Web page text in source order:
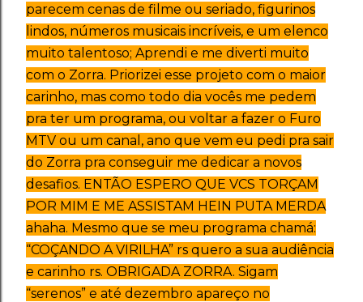
parecem cenas de filme ou seriado, figurinos
lindos, números musicais incríveis, e um elenco
muito talentoso; Aprendi e me diverti muito
com o Zorra. Priorizei esse projeto com o maior
carinho, mas como todo dia vocês me pedem
pra ter um programa, ou voltar a fazer o Furo
MTV ou um canal, ano que vem eu pedi pra sair
do Zorra pra conseguir me dedicar a novos
desafios. ENTÃO ESPERO QUE VCS TORÇAM
POR MIM E ME ASSISTAM HEIN PUTA MERDA
ahaha. Mesmo que se meu programa chamá:
“COÇANDO A VIRILHA” rs quero a sua audiência
e carinho rs. OBRIGADA ZORRA. Sigam
“serenos” e até dezembro apareço no